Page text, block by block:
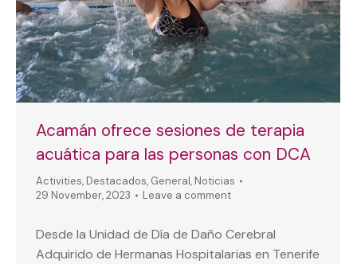
Acamán ofrece sesiones de terapia
acuática para las personas con DCA
Activities, Destacados, General, Noticias
29 November, 2023
Leave a comment
Desde la Unidad de Día de Daño Cerebral
Adquirido de Hermanas Hospitalarias en Tenerife